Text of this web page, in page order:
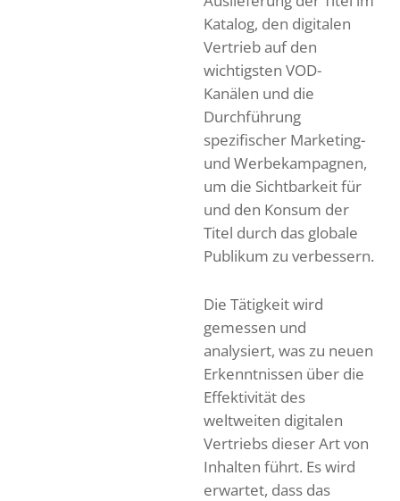
Katalog, den digitalen
Vertrieb auf den
wichtigsten VOD-
Kanälen und die
Durchführung
spezifischer Marketing-
und Werbekampagnen,
um die Sichtbarkeit für
und den Konsum der
Titel durch das globale
Publikum zu verbessern.
Die Tätigkeit wird
gemessen und
analysiert, was zu neuen
Erkenntnissen über die
Effektivität des
weltweiten digitalen
Vertriebs dieser Art von
Inhalten führt. Es wird
erwartet, dass das